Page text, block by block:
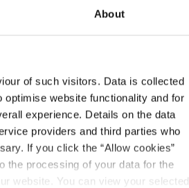
About
of such visitors. Data is collected
website functionality and for
experience. Details on the data
providers and third parties who
If you click the “Allow cookies”
the processing of your data for the
website. You can view your selected
und
eine
zu